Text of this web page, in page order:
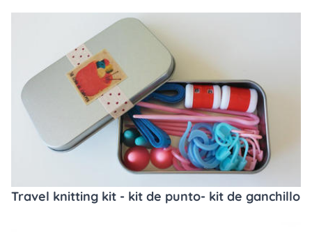
Travel knitting kit - kit de punto- kit de ganchillo